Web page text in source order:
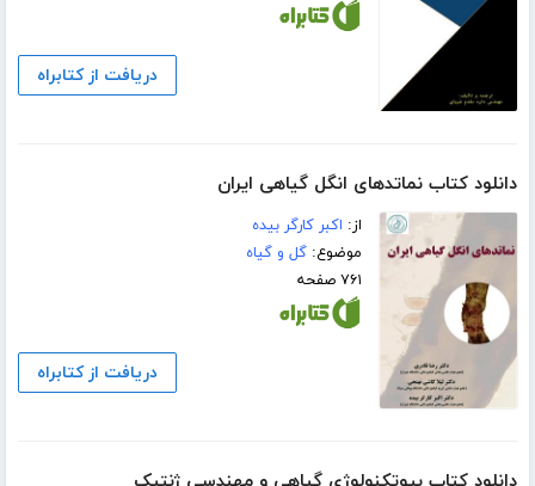
دریافت از کتابراه
دانلود کتاب نماتدهای انگل گیاهی ایران
از: اکبر کارگر بیده
موضوع:گل و گیاه
۷۶۱ صفحه
دریافت از کتابراه